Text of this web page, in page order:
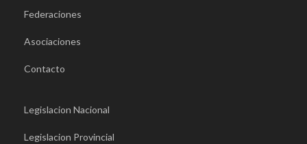
Federaciones
Asociaciones
Contacto
Legislacion Nacional
Legislacion Provincial